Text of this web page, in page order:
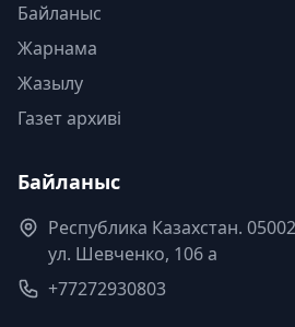
Байланыс
Жарнама
Жазылу
Газет архиві
Байланыс
Республика Казахстан.
ул. Шевченко, 106 а
+77272930803